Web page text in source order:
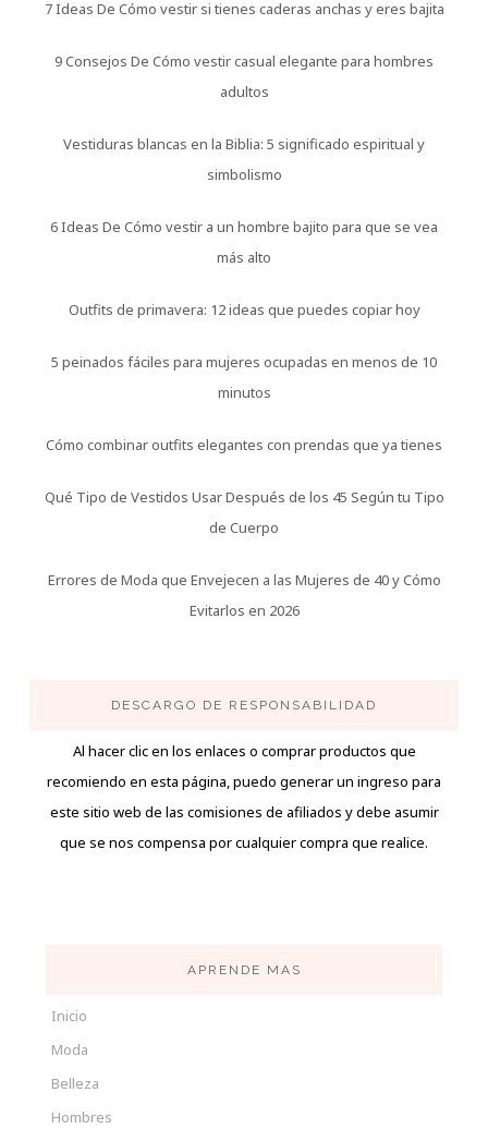
7 Ideas De Cómo vestir si tienes caderas anchas y eres bajita
9 Consejos De Cómo vestir casual elegante para hombres
adultos
Vestiduras blancas en la Biblia: 5 significado espiritual y
simbolismo
6 Ideas De Cómo vestir a un hombre bajito para que se vea
más alto
Outfits de primavera: 12 ideas que puedes copiar hoy
5 peinados fáciles para mujeres ocupadas en menos de 10
minutos
Cómo combinar outfits elegantes con prendas que ya tienes
Qué Tipo de Vestidos Usar Después de los 45 Según tu Tipo
de Cuerpo
Errores de Moda que Envejecen a las Mujeres de 40 y Cómo
Evitarlos en 2026
DESCARGO DE RESPONSABILIDAD
Al hacer clic en los enlaces o comprar productos que
recomiendo en esta página, puedo generar un ingreso para
este sitio web de las comisiones de afiliados y debe asumir
que se nos compensa por cualquier compra que realice.
APRENDE MAS
Inicio
Moda
Belleza
Hombres